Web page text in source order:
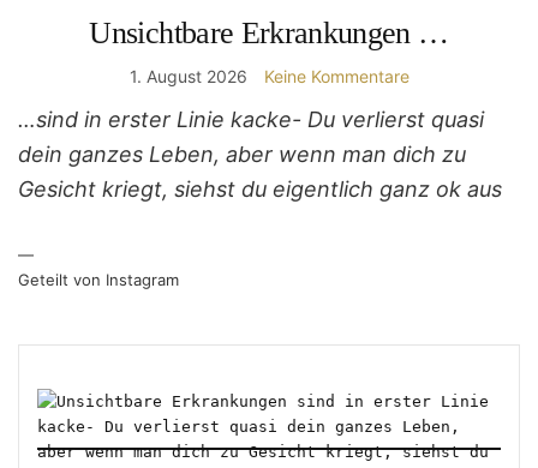
Unsichtbare Erkrankungen …
1. August 2026 Keine Kommentare
…sind in erster Linie kacke- Du verlierst quasi
dein ganzes Leben, aber wenn man dich zu
Gesicht kriegt, siehst du eigentlich ganz ok aus
—
Geteilt von Instagram